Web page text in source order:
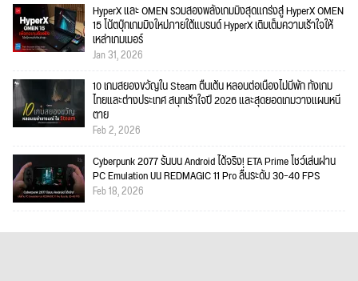
HyperX และ OMEN รวมสองพลังเกมมิงสุดแกร่งสู่ HyperX OMEN
15 โน้ตบุ๊กเกมมิงใหม่ภายใต้แบรนด์ HyperX เติมเต็มความเร้าใจให้
เหล่าเกมเมอร์
Jan 31, 2026
10 เกมสยองขวัญใน Steam ตื่นเต้น หลอนต่อเนื่องไม่มีพัก ทั้งเกม
ไทยและต่างประเทศ สนุกเร้าใจปี 2026 และสุดยอดเกมวางแผนหนี
ตาย
Feb 2, 2026
Cyberpunk 2077 รันบน Android ได้จริง! ETA Prime โชว์เล่นผ่าน
PC Emulation บน REDMAGIC 11 Pro ลื่นระดับ 30–40 FPS
Feb 18, 2026